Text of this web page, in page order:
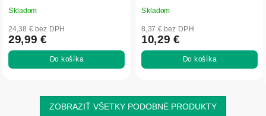
Skladom
24,38 € bez DPH
29,99 €
Do košíka
Skladom
8,37 € bez DPH
10,29 €
Do košíka
ZOBRAZIŤ VŠETKY PODOBNÉ PRODUKTY